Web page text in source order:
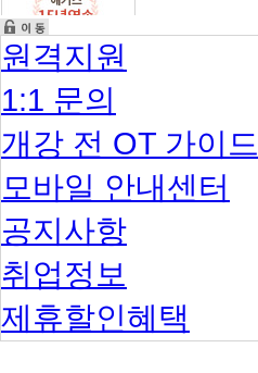
원격지원
1:1 문의
개강 전 OT 가이드
모바일 안내센터
공지사항
취업정보
제휴할인혜택